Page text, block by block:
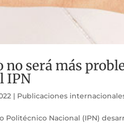
no será más
IPN
| Publicaciones
Politécnico Nacional (IPN)